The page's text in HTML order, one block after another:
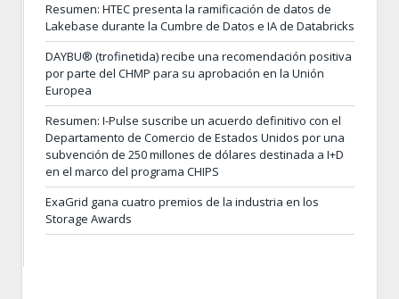
Resumen: HTEC presenta la ramificación de datos de
Lakebase durante la Cumbre de Datos e IA de Databricks
DAYBU® (trofinetida) recibe una recomendación positiva
por parte del CHMP para su aprobación en la Unión
Europea
Resumen: I-Pulse suscribe un acuerdo definitivo con el
Departamento de Comercio de Estados Unidos por una
subvención de 250 millones de dólares destinada a I+D
en el marco del programa CHIPS
ExaGrid gana cuatro premios de la industria en los
Storage Awards